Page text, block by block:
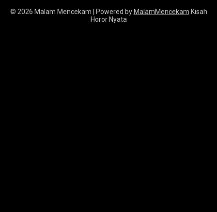
© 2026 Malam Mencekam | Powered by MalamMencekam Kisah
Horor Nyata